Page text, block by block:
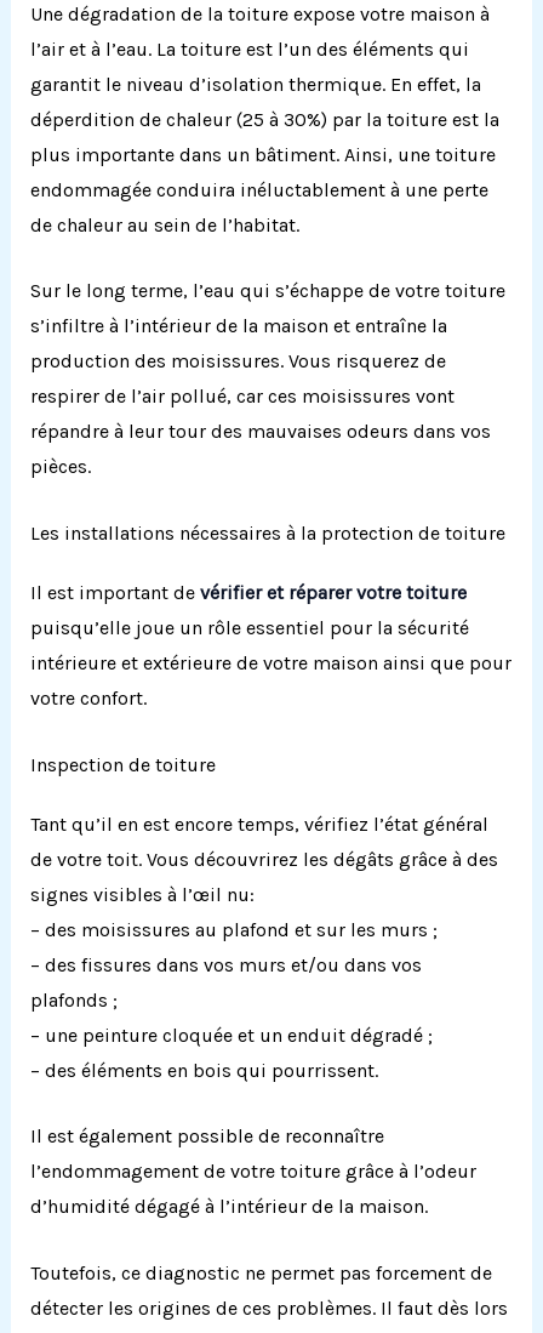
Une dégradation de la toiture expose votre maison à
l’air et à l’eau.La toiture est l’un des éléments qui
garantit le niveau d’isolation thermique. En effet, la
déperdition de chaleur (25 à 30%) par la toiture est la
plus importante dans un bâtiment. Ainsi, une toiture
endommagée conduira inéluctablement à une perte
de chaleur au sein de l’habitat.
Sur le long terme, l’eau qui s’échappe de votre toiture
s’infiltre à l’intérieur de la maison et entraîne la
production des moisissures. Vous risquerez de
respirer de l’air pollué, car ces moisissures vont
répandre à leur tour des mauvaises odeurs dans vos
pièces.
Les installations nécessaires à la protection de toiture
Il est important de vérifier et réparer votre toiture
puisqu’elle joue un rôle essentiel pour la sécurité
intérieure et extérieure de votre maison ainsi que pour
votre confort.
Inspection de toiture
Tant qu’il en est encore temps, vérifiez l’état général
de votre toit. Vous découvrirez les dégâts grâce à des
signes visibles à l’œil nu:
– des moisissures au plafond et sur les murs ;
– des fissures dans vos murs et/ou dans vos
plafonds ;
– une peinture cloquée et un enduit dégradé ;
– des éléments en bois qui pourrissent.
Il est également possible de reconnaître
l’endommagement de votre toiture grâce à l’odeur
d’humidité dégagé à l’intérieur de la maison.
Toutefois, ce diagnostic ne permet pas forcement de
détecter les origines de ces problèmes. Il faut dès lors